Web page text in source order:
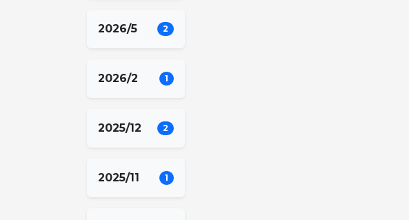
2026/5 2
2026/2 1
2025/12 2
2025/11 1